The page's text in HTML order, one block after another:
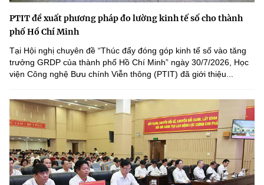
PTIT đề xuất phương pháp đo lường kinh tế số cho thành
phố Hồ Chí Minh
Tại Hội nghị chuyên đề “Thúc đẩy đóng góp kinh tế số vào tăng
trưởng GRDP của thành phố Hồ Chí Minh” ngày 30/7/2026, Học
viện Công nghệ Bưu chính Viễn thông (PTIT) đã giới thiệu...